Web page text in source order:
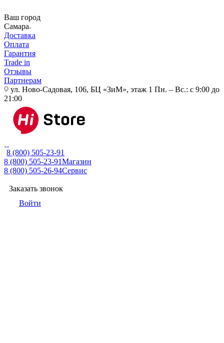
Ваш город
Самара
Доставка
Оплата
Гарантия
Trade in
Отзывы
Партнерам
ул. Ново-Садовая, 106, БЦ «ЗиМ», этаж 1 Пн. – Вс.: с 9:00 до
21:00
8 (800) 505-23-91
8 (800) 505-23-91Магазин
8 (800) 505-26-94Сервис
Заказать звонок
Войти